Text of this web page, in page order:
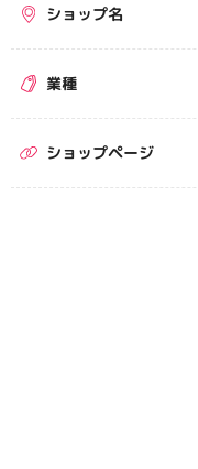
ショップ名
業種
ショップページ